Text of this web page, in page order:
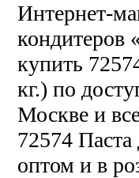
Интернет-
кондитеров
купить
кг.) по
Москве и
72574 Паста
оптом и в